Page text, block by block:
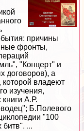
причины
фронты,
"Концерт" и
договоров), а
владеют
изучения,
А.Р.
Б.Полевого
"100
битв". ...